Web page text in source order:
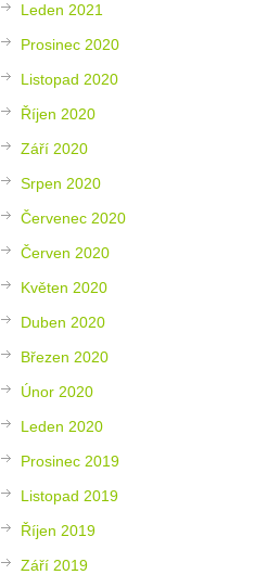
Leden 2021
Prosinec 2020
Listopad 2020
Říjen 2020
Září 2020
Srpen 2020
Červenec 2020
Červen 2020
Květen 2020
Duben 2020
Březen 2020
Únor 2020
Leden 2020
Prosinec 2019
Listopad 2019
Říjen 2019
Září 2019